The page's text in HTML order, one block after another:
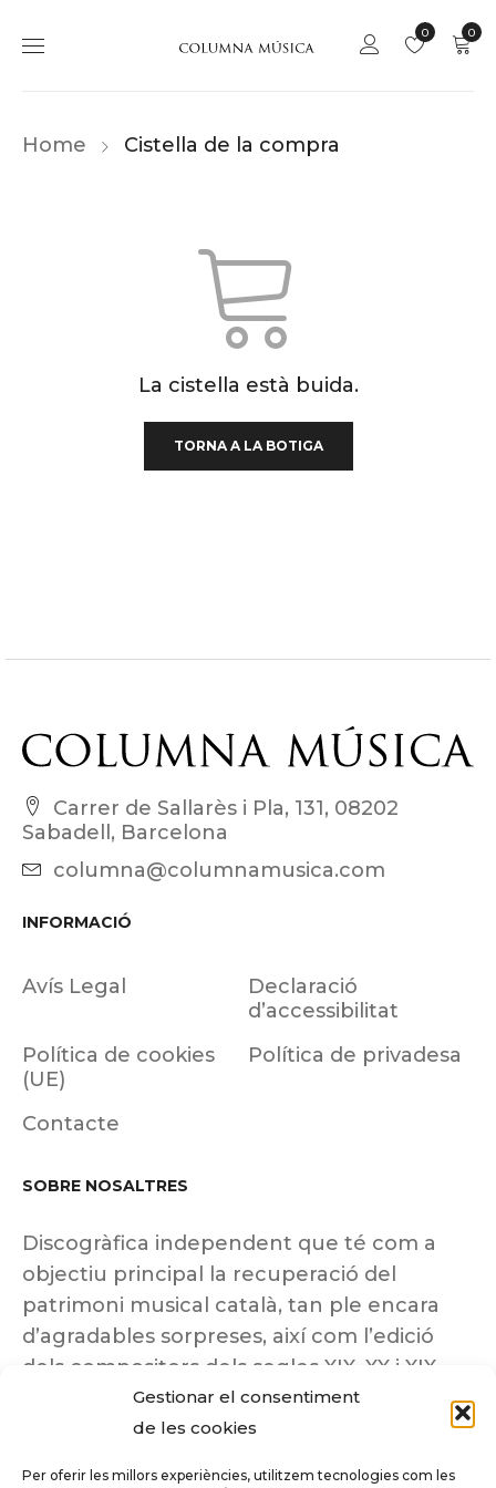
Gestionar el consentiment
de les cookies
Per oferir les millors experiències, utilitzem tecnologies com les
0
0
Home Cistella de la compra
La cistella està buida.
TORNA A LA BOTIGA
Carrer de Sallarès i Pla, 131, 08202
Sabadell, Barcelona
columna@columnamusica.com
INFORMACIÓ
Avís Legal
Declaració
d’accessibilitat
Política de cookies
(UE)
Política de privadesa
Contacte
SOBRE NOSALTRES
Discogràfica independent que té com a
objectiu principal la recuperació del
patrimoni musical català, tan ple encara
d’agradables sorpreses, així com l’edició
dels compositors dels segles XIX, XX i XIX
insuficientment coneguts.